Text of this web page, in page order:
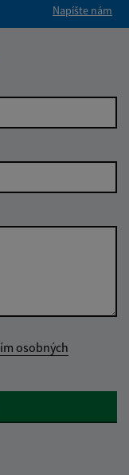
Napíšte nám
osobných